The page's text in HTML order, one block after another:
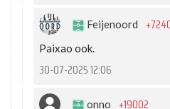
Feijenoord
Paixao ook.
30-07-2025 12:06
onno +19002